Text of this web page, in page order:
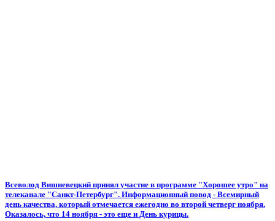
Всеволод Вишневецкий принял участие в программе "Хорошее утро" на
телеканале "Санкт-Петербург". Информационный повод - Всемирный
день качества, который отмечается ежегодно во второй четверг ноября.
Оказалось, что 14 ноября - это еще и День курицы.